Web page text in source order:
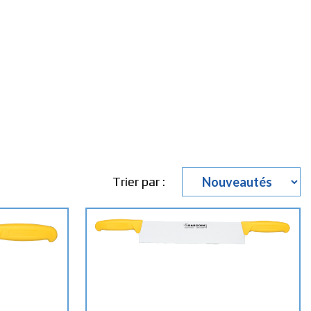
Trier par :